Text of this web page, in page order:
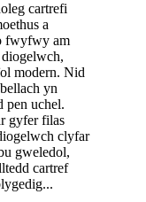
cartrefi
a
fwyfwy am
modern. Nid
yn
pen uchel.
gyfer filas
clyfar
gweledol,
cartref